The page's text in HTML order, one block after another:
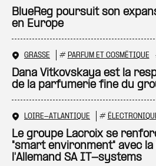
BlueReg poursuit son
en Europe
GRASSE # PARFUM ET COSMÉTIQUE
Dana Vitkovskaya est la
de la parfumerie fine du
LOIRE-ATLANTIQUE #
Le groupe Lacroix se
"smart environment" avec
l'Allemand SA IT-systems